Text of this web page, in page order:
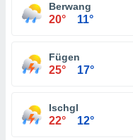
Berwang
20° 11°
Fügen
25° 17°
Ischgl
22° 12°